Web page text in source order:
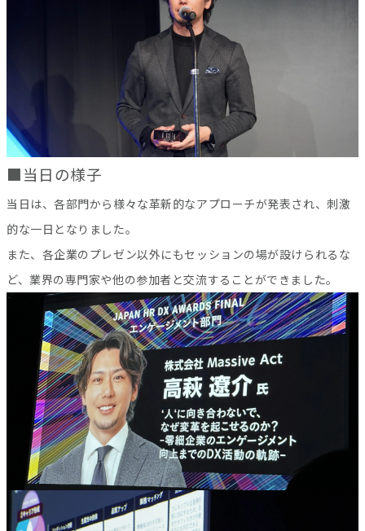
■当日の様子
当日は、各部門から様々な革新的なアプローチが発表され、刺激
的な一日となりました。
また、各企業のプレゼン以外にもセッションの場が設けられるな
ど、業界の専門家や他の参加者と交流することができました。